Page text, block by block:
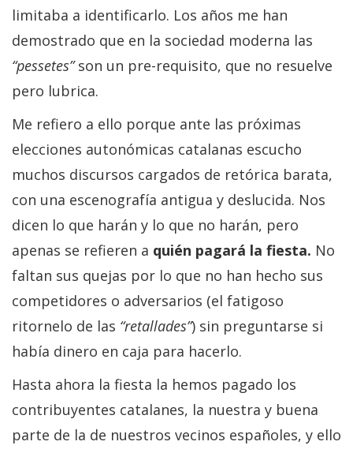
limitaba a identificarlo. Los años me han
demostrado que en la sociedad moderna las
“pessetes”son un pre-requisito, que no resuelve
pero lubrica.
Me refiero a ello porque ante las próximas
elecciones autonómicas catalanas escucho
muchos discursos cargados de retórica barata,
con una escenografía antigua y deslucida. Nos
dicen lo que harán y lo que no harán, pero
apenas se refieren a quién pagará la fiesta. No
faltan sus quejas por lo que no han hecho sus
competidores o adversarios (el fatigoso
ritornelo de las “retallades”) sin preguntarse si
había dinero en caja para hacerlo.
Hasta ahora la fiesta la hemos pagado los
contribuyentes catalanes, la nuestra y buena
parte de la de nuestros vecinos españoles, y ello